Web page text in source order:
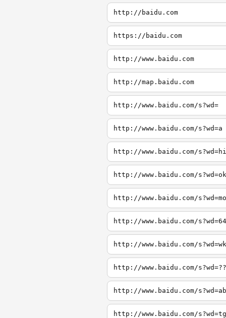
http://baidu.com
https://baidu.com
http://www.baidu.com
http://map.baidu.com
http://www.baidu.com/s?wd=
http://www.baidu.com/s?wd=a
http://www.baidu.com/s?wd=hi
http://www.baidu.com/s?wd=ok
http://www.baidu.com/s?wd=mo
http://www.baidu.com/s?wd=64
http://www.baidu.com/s?wd=wk
http://www.baidu.com/s?wd=??
http://www.baidu.com/s?wd=ab
http://www.baidu.com/s?wd=tg